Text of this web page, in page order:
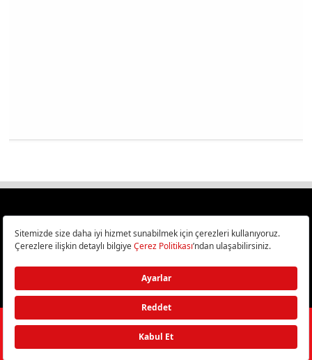
Türkiye
Bilişim ve Teknoloji Haberleri CHIP Online’da!
©2026Doğan Burda Dergi Yayıncılık ve Pazarlama A.Ş./ Tüm hakları
saklıdır.